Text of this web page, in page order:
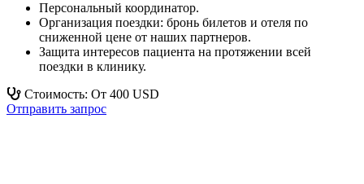
Персональный координатор.
Организация поездки: бронь билетов и отеля по
сниженной цене от наших партнеров.
Защита интересов пациента на протяжении всей
поездки в клинику.
Стоимость: От 400 USD
Отправить запрос